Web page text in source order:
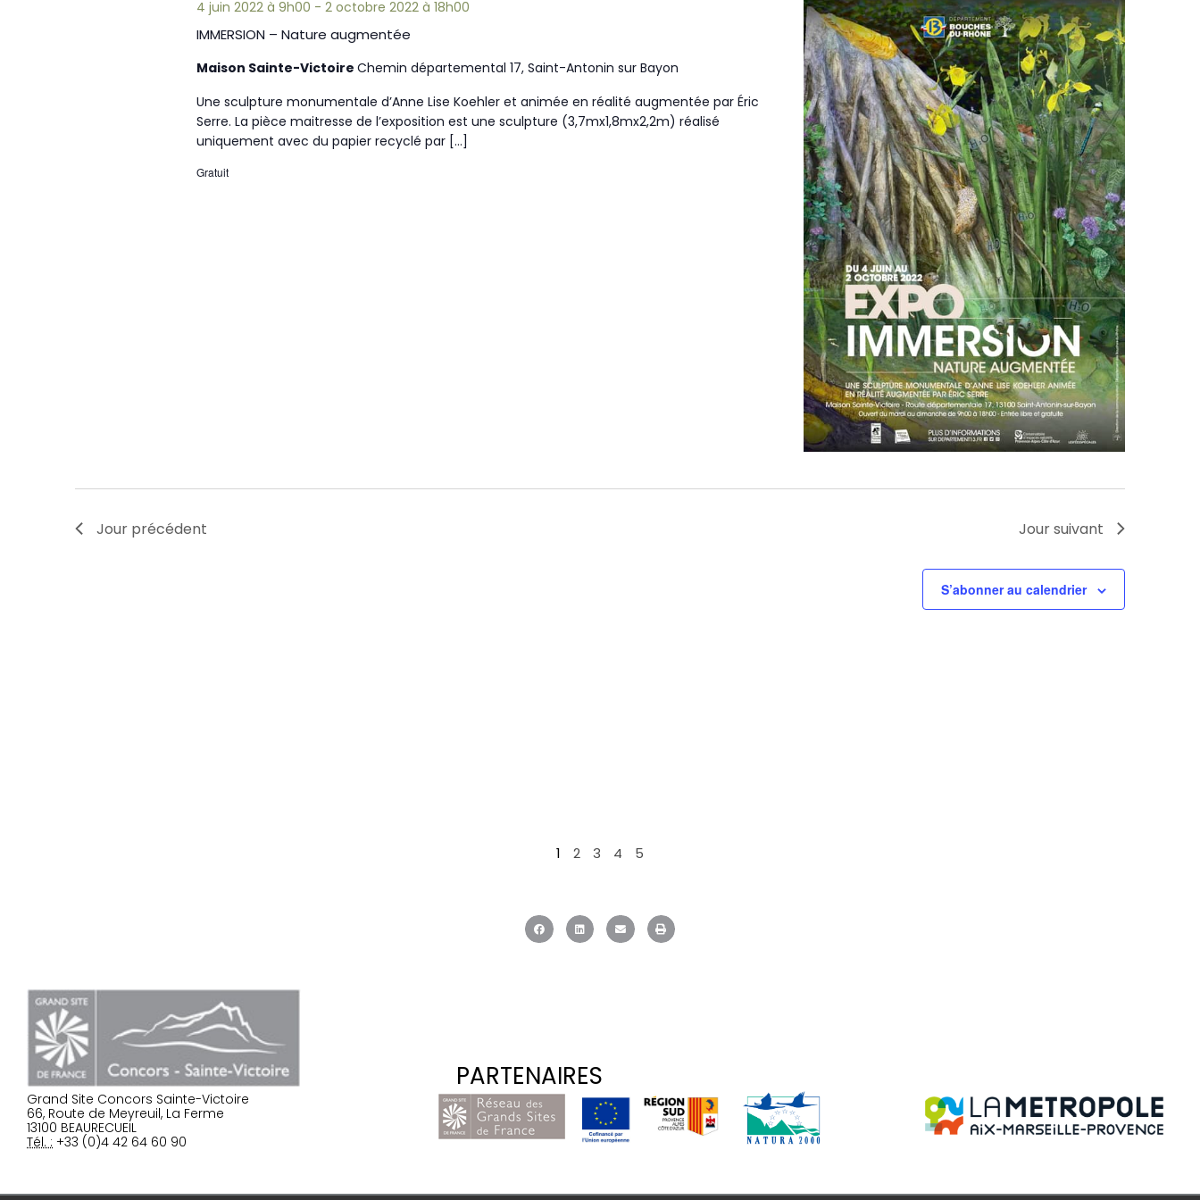
IMMERSION – Nature augmentée
4 juin 2022 à 9h00 - 2 octobre 2022 à 18h00
Maison Sainte-Victoire Chemin départemental 17, Saint-Antonin sur Bayon
Une sculpture monumentale d’Anne Lise Koehler et animée en réalité augmentée par Éric
Serre. La pièce maitresse de l’exposition est une sculpture (3,7mx1,8mx2,2m) réalisé
uniquement avec du papier recyclé par […]
Gratuit
Jour précédent Jour suivant
S’abonner au calendrier
1 2 3 4 5
Grand Site Concors Sainte-Victoire
66, Route de Meyreuil, La Ferme
13100 BEAURECUEIL
Tél. : +33 (0)4 42 64 60 90
PARTENAIRES